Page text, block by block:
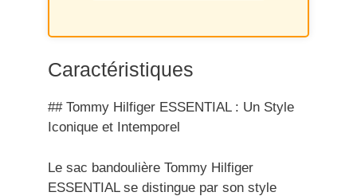
Caractéristiques
## Tommy Hilfiger ESSENTIAL : Un Style
Iconique et Intemporel
Le sac bandoulière Tommy Hilfiger
ESSENTIAL se distingue par son style